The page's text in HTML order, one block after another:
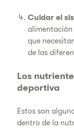
Cuidar el
que
de las
Los
deportiva
Estos son
dentro de la